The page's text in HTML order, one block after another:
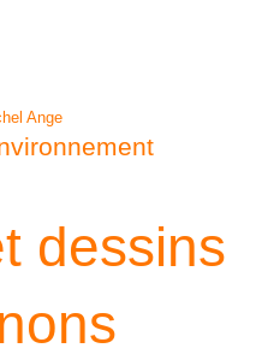
Ange
dessins